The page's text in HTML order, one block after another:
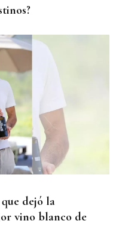
dejó la
vino blanco de